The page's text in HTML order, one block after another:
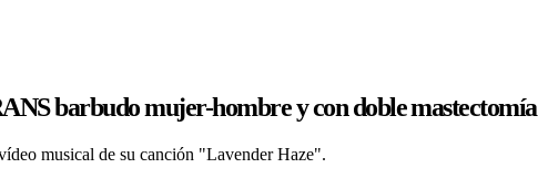
barbudo mujer-hombre y con doble mastectomía
musical de su canción "Lavender Haze".